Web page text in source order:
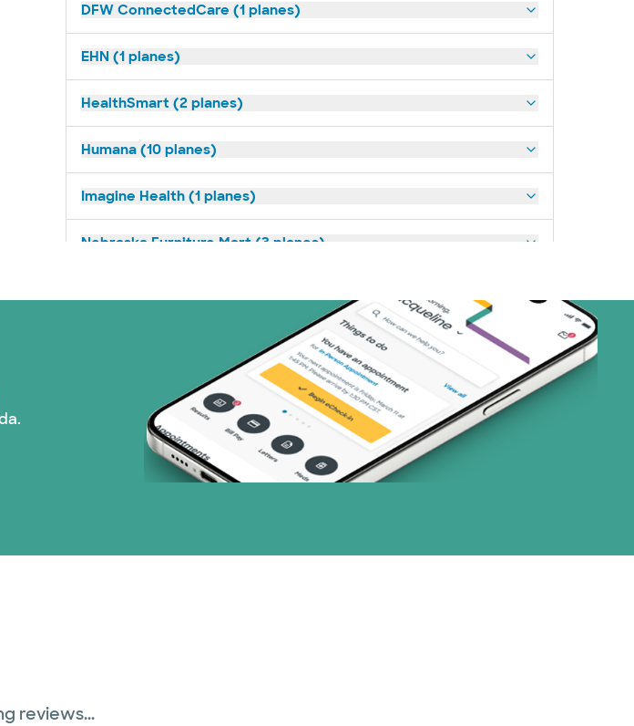
DFW ConnectedCare (1 planes)
EHN (1 planes)
HealthSmart (2 planes)
Humana (10 planes)
Imagine Health (1 planes)
Nebraska Furniture Mart (3 planes)
Plan de Salud Superior (17 planes)
United HealthCare (28 planes)
WellMed (15 planes)
reviews...